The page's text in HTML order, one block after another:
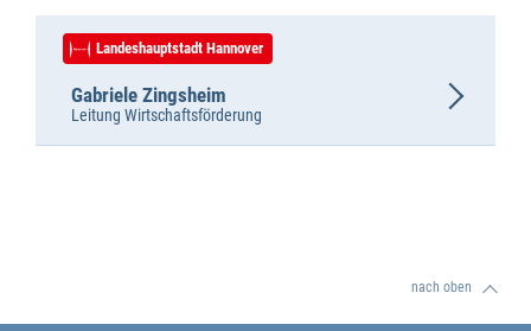
Landeshauptstadt Hannover
Leitung Wirtschaftsförderung
Gabriele Zingsheim
nach oben